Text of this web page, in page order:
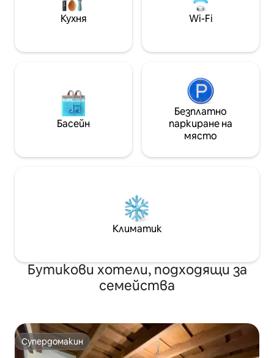
👟 3 минути до църквата „Ла
Мерсед“ 👟 5 минути до арката
Parque Central
Попитайте за
пакети.
Кухня Wi-Fi
Басейн
Безплатно
паркиране на
място
Климатик
Бутикови хотели, подходящи за
семейства
Супердомакин
Супердомакин